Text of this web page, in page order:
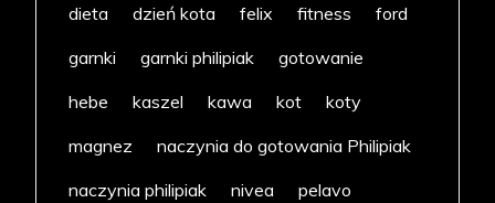
dieta
dzień kota felix fitness
ford
garnki
garnki philipiak
gotowanie
hebe
kaszel kawa kot
koty
magnez
naczynia do gotowania Philipiak
naczynia philipiak
nivea
pelavo